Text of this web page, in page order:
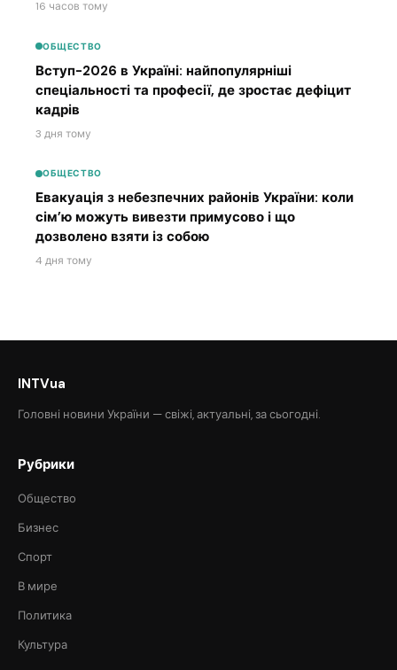
16 часов тому
ОБЩЕСТВО
Вступ-2026 в Україні: найпопулярніші
спеціальності та професії, де зростає дефіцит
кадрів
3 дня тому
ОБЩЕСТВО
Евакуація з небезпечних районів України: коли
сім’ю можуть вивезти примусово і що
дозволено взяти із собою
4 дня тому
INTVua
Головні новини України — свіжі, актуальні, за сьогодні.
Рубрики
Общество
Бизнес
Спорт
В мире
Политика
Культура